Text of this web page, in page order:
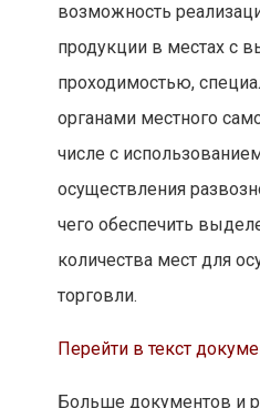
возможность
продукции в местах с
проходимостью,
органами местного
числе с
осуществления
чего обеспечить
количества мест для
торговли.
Перейти в текст
Больше документов и